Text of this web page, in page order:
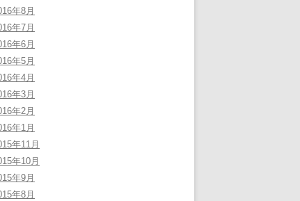
年8月
年7月
年6月
年5月
年4月
年3月
年2月
年1月
年11月
年10月
年9月
年8月